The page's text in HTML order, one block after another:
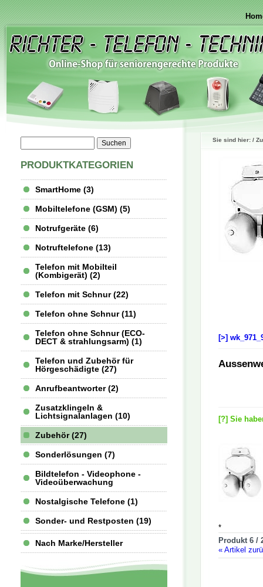
PRODUKTKATEGORIEN
SmartHome (3)
Mobiltelefone (GSM) (5)
Notrufgeräte (6)
Notruftelefone (13)
Telefon mit Mobilteil
(Kombigerät) (2)
Telefon mit Schnur (22)
Telefon ohne Schnur (11)
Telefon ohne Schnur (ECO-
DECT & strahlungsarm) (1)
Telefon und Zubehör für
Hörgeschädigte (27)
Anrufbeantworter (2)
Zusatzklingeln &
Lichtsignalanlagen (10)
Zubehör (27)
Sonderlösungen (7)
Bildtelefon - Videophone -
Videoüberwachung
Nostalgische Telefone (1)
Sonder- und Restposten (19)
Nach Marke/Hersteller
Sie sind hier: /
[>]
[?] Sie
*
Produkt 6 /
« Artikel